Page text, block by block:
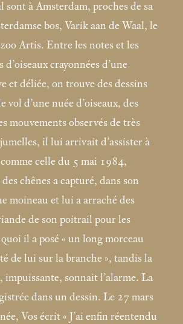
sont à Amsterdam, proches de sa
bos, Varik aan de Waal, le
Artis. Entre les notes et les
d’oiseaux crayonnées d’une
et déliée, on trouve des dessins
vol d’une nuée d’oiseaux, des
mouvements observés de très
jumelles, il lui arrivait d’assister à
celle du 5 mai 1984,
chênes a capturé, dans son
moineau et lui a arraché des
de son poitrail pour les
il a posé « un long morceau
de lui sur la branche », tandis la
impuissante, sonnait l’alarme. La
dans un dessin. Le 27 mars
Vos écrit « J’ai enfin réentendu